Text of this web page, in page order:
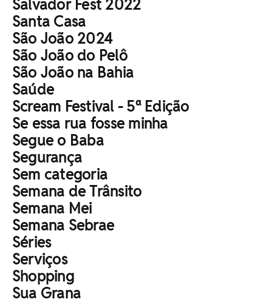
Salvador Fest 2022
Santa Casa
São João 2024
São João do Pelô
São João na Bahia
Saúde
Scream Festival - 5ª Edição
Se essa rua fosse minha
Segue o Baba
Segurança
Sem categoria
Semana de Trânsito
Semana Mei
Semana Sebrae
Séries
Serviços
Shopping
Sua Grana